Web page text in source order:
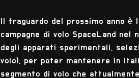
Il traguardo del prossimo anno
campagne di volo SpaceLand
degli apparati sperimentali,
volo), per poter mantenere in
segmento di volo che